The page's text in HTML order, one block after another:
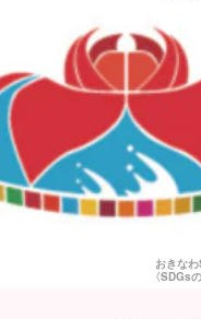
おきな
〈SDGs